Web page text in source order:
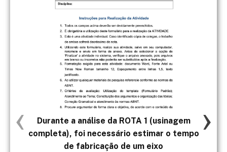
Durante a análise da ROTA 1 (usinagem
completa), foi necessário estimar o tempo
de fabricação de um eixo
‹ ›